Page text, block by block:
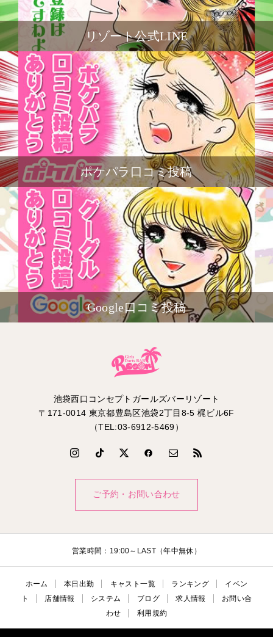
リゾート公式LINE
ポケパラ口コミ投稿
Google口コミ投稿
池袋西口コンセプトガールズバーリゾート
〒171-0014 東京都豊島区池袋2丁目8-5 梶ビル6F
（TEL:03-6912-5469）
ご予約・お問い合わせ
営業時間：19:00～LAST（年中無休）
ホーム 本日出勤 キャスト一覧 ランキング
イベン
ト
店舗情報 システム ブログ 求人情報
お問い合
わせ
利用規約